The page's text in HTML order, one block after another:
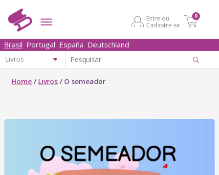
Entre ou
Cadastre-se
0
Brasil Portugal España Deutschland
Home / Livros / O semeador